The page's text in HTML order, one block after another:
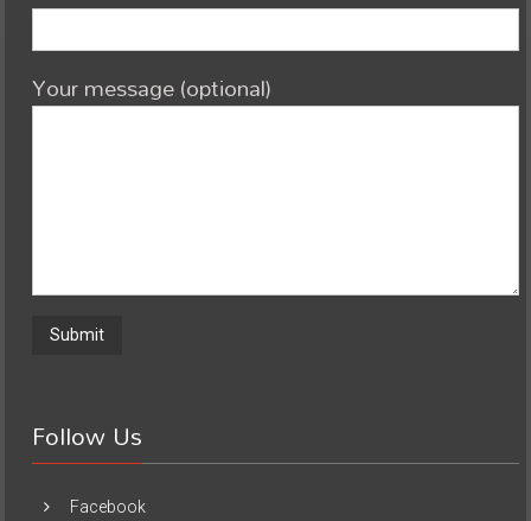
Your message (optional)
Follow Us
Facebook